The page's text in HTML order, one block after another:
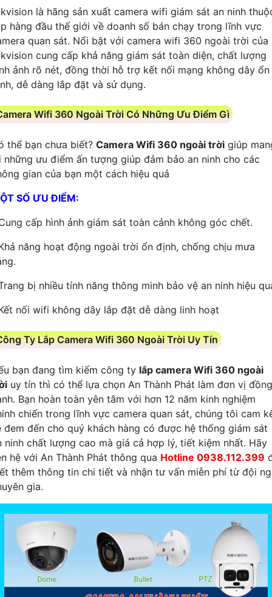
là hãng sản xuất camera wifi giám sát an ninh
hàng đầu thế giới về doanh số bán chạy trong lĩnh vực
quan sát. Nổi bật với camera wifi 360 ngoài trời của
cung cấp khả năng giám sát toàn diện, chất lượng
ảnh rõ nét, đồng thời hỗ trợ kết nối mạng không dây ổn
dễ dàng lắp đặt và sử dụng.
Wifi 360 Ngoài Trời Có Những Ưu Điểm Gì
thể bạn chưa biết? Camera Wifi 360 ngoài trời giúp
những ưu điểm ấn tượng giúp đảm bảo an ninh cho các
gian của bạn một cách hiệu quả
SỐ ƯU ĐIỂM:
cấp hình ảnh giám sát toàn cảnh không góc chết.
năng hoạt động ngoài trời ổn định, chống chịu mưa
bị nhiều tính năng thông minh bảo vệ an ninh hiệu
nối wifi không dây lắp đặt dễ dàng linh hoạt
Ty Lắp Camera Wifi 360 Ngoài Trời Uy Tín
bạn đang tìm kiếm công ty lắp camera Wifi 360 ngoài
uy tín thì có thể lựa chọn An Thành Phát làm đơn vị đồng
Bạn hoàn toàn yên tâm với hơn 12 năm kinh nghiệm
chiến trong lĩnh vực camera quan sát, chúng tôi cam
đem đến cho quý khách hàng có được hệ thống giám sát
ninh chất lượng cao mà giá cả hợp lý, tiết kiệm nhất. Hãy
hệ với An Thành Phát thông qua Hotline 0938.112.399
thêm thông tin chi tiết và nhận tư vấn miễn phí từ đội
gia.